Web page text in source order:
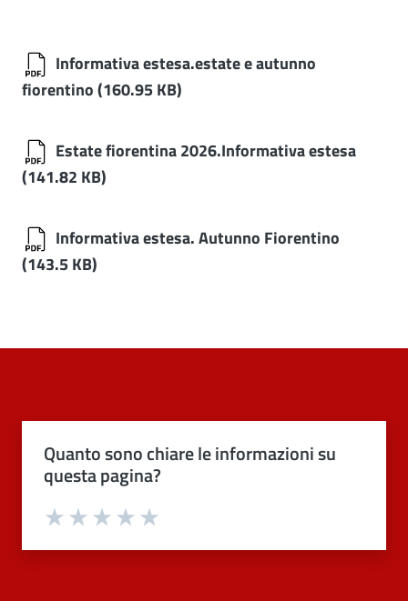
Informativa estesa.estate e autunno
fiorentino(160.95 KB)
Estate fiorentina 2026.Informativa estesa
(141.82 KB)
Informativa estesa. Autunno Fiorentino
(143.5 KB)
Quanto sono chiare le informazioni su
questa pagina?
Valuta 4 stelle su 5
Valuta 3 stelle su 5
Valuta 2 stelle su 5
Valuta 1 stelle su 5